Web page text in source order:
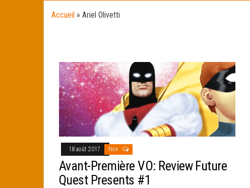
Accueil » Ariel Olivetti
18 août 2017 Non
Avant-Première VO: Review Future
Quest Presents #1